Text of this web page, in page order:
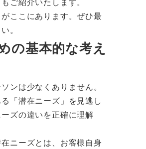
ここにあります。ぜひ最
。
の基本的な考え
ンは少なくありません。
「潜在ニーズ」を見逃し
ズの違いを正確に理解
ニーズとは、お客様自身